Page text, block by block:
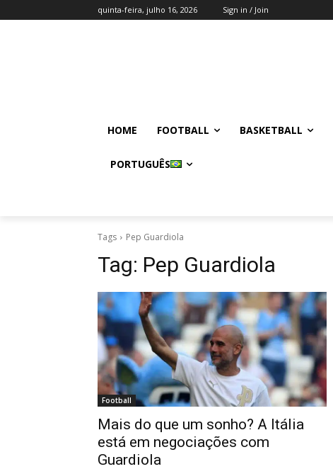
quinta-feira, julho 16, 2026 Sign in / Join
HOME FOOTBALL BASKETBALL
PORTUGUÊS
Tags Pep Guardiola
Tag: Pep Guardiola
Football
Mais do que um sonho? A Itália
está em negociações com
Guardiola